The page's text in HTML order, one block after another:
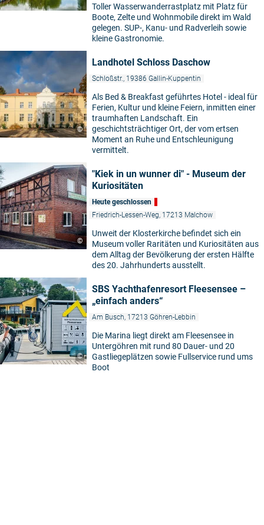
Toller Wasserwanderrastplatz mit Platz für
Boote, Zelte und Wohnmobile direkt im Wald
gelegen. SUP-, Kanu- und Radverleih sowie
kleine Gastronomie.
©
Landhotel Schloss Daschow
Schloßstr., 19386 Gallin-Kuppentin
Als Bed & Breakfast geführtes Hotel - ideal für
Ferien, Kultur und kleine Feiern, inmitten einer
traumhaften Landschaft. Ein
geschichtsträchtiger Ort, der vom ertsen
Moment an Ruhe und Entschleunigung
vermittelt.
©
"Kiek in un wunner di" - Museum der
Kuriositäten
Heute geschlossen
Friedrich-Lessen-Weg, 17213 Malchow
Unweit der Klosterkirche befindet sich ein
Museum voller Raritäten und Kuriositäten aus
dem Alltag der Bevölkerung der ersten Hälfte
des 20. Jahrhunderts ausstellt.
©
SBS Yachthafenresort Fleesensee –
„einfach anders“
Am Busch, 17213 Göhren-Lebbin
Die Marina liegt direkt am Fleesensee in
Untergöhren mit rund 80 Dauer- und 20
Gastliegeplätzen sowie Fullservice rund ums
Boot